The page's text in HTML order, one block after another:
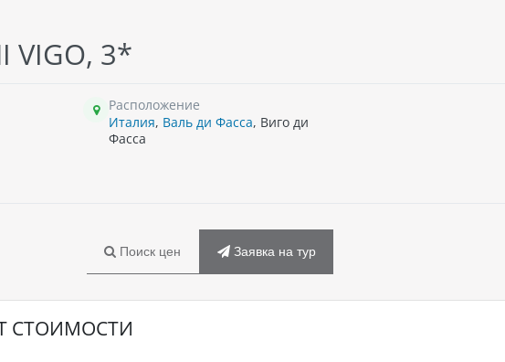
VIGO, 3*
Расположение
Италия, Валь ди Фасса, Виго ди
Фасса
Поиск цен Заявка на тур
СТОИМОСТИ